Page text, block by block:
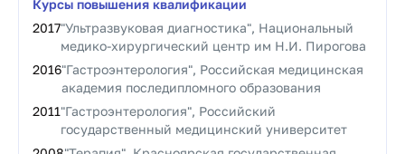
Курсы повышения квалификации
2017"Ультразвуковая диагностика", Национальный
медико-хирургический центр им Н.И. Пирогова
2016"Гастроэнтерология", Российская медицинская
академия последипломного образования
2011"Гастроэнтерология", Российский
государственный медицинский университет